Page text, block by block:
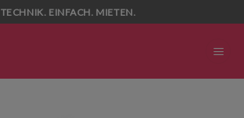
TECHNIK. EINFACH. MIETEN.